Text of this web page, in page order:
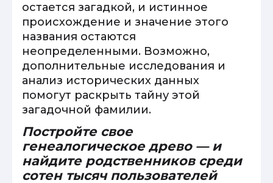
остается загадкой, и истинное
происхождение и значение этого
названия остаются
неопределенными. Возможно,
дополнительные исследования и
анализ исторических данных
помогут раскрыть тайну этой
загадочной фамилии.
Постройте свое
генеалогическое древо — и
найдите родственников среди
сотен тысяч пользователей